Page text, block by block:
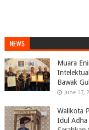
NEWS
Muara
Bawak
June 17,
Walikota
Idul Adha